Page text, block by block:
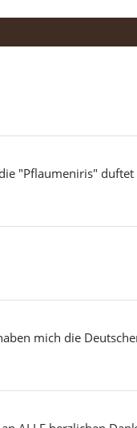
"Pflaumeniris"
mich die